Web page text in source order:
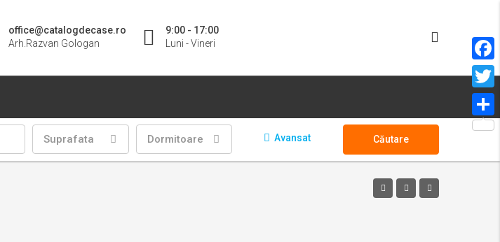
9:00 - 17:00
Luni - Vineri
office@catalogdecase.ro
Arh.Razvan Gologan
Suprafata Dormitoare Avansat Căutare